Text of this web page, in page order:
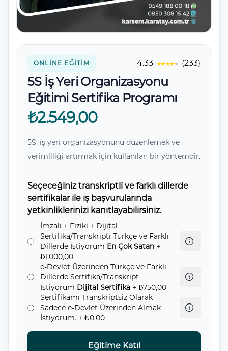
Yorumlar
ONLINE EĞITIM 4.33 (233)
5S İş Yeri Organizasyonu
Eğitimi Sertifika Programı
₺2.549,00
5S, iş yeri organizasyonunu düzenlemek ve
verimliliği artırmak için kullanılan bir yöntemdir.
Seçeceğiniz transkriptli ve farklı dillerde
sertifikalar ile iş başvurularında
yetkinliklerinizi kanıtlayabilirsiniz.
İmzalı + Fiziki + Dijital
Sertifika/Transkripti Türkçe ve Farklı
Dillerde İstiyorum En Çok Satan +
₺1.000,00
e-Devlet Üzerinden Türkçe ve Farklı
Dillerde Sertifika/Transkript
İstiyorum Dijital Sertifika + ₺750,00
Sertifikamı Transkriptsiz Olarak
Sadece e-Devlet Üzerinden Almak
İstiyorum. + ₺0,00
Eğitime Katıl